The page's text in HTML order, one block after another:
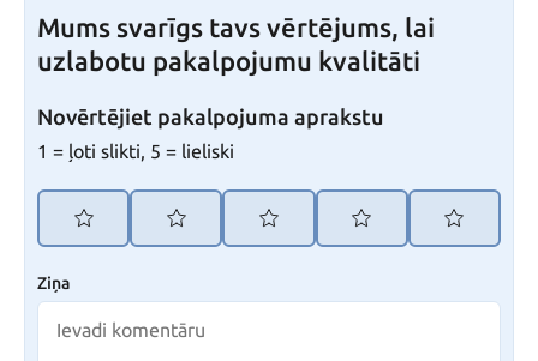
Mums svarīgs tavs vērtējums, lai
uzlabotu pakalpojumu kvalitāti
Novērtējiet pakalpojuma aprakstu
1 = ļoti slikti, 5 = lieliski
Ziņa